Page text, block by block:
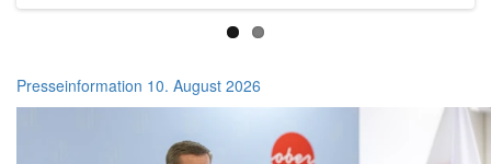
Startseite
Presseinformation 10. August 2026